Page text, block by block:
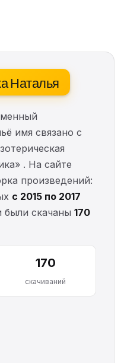
Наталья
имя связано с
. На сайте
произведений:
с 2015 по 2017
были скачаны 170
170
скачиваний